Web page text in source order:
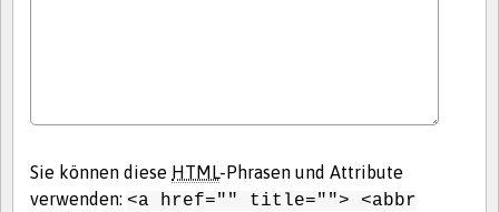
Sie können diese HTML-Phrasen und Attribute
verwenden: <a href="" title=""> <abbr